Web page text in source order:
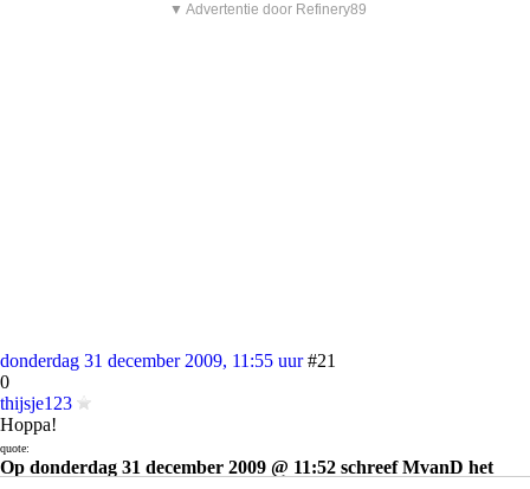
▼ Advertentie door Refinery89
donderdag 31 december 2009, 11:55 uur #21
0
thijsje123
Hoppa!
quote:
Op donderdag 31 december 2009 @ 11:52 schreef MvanD het